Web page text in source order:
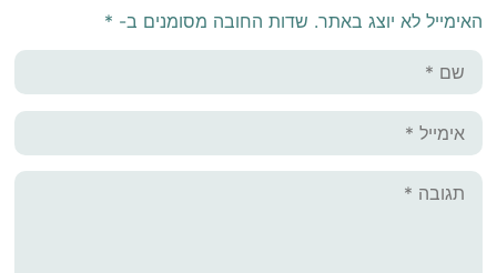
האימייל לא יוצג באתר. שדות החובה מסומנים ב- *